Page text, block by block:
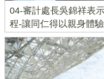
04-審計處長吳錦祥表
程-讓同仁得以親身體